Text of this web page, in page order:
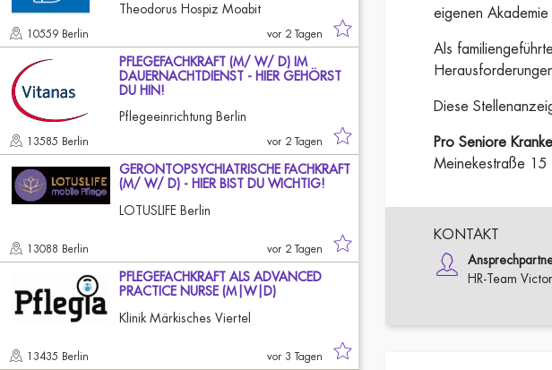
Theodorus Hospiz Moabit
10559 Berlin vor 2 Tagen
PFLEGEFACHKRAFT (M/ W/ D) IM
DAUERNACHTDIENST - HIER GEHÖRST
DU HIN!
Pflegeeinrichtung Berlin
13585 Berlin vor 2 Tagen
GERONTOPSYCHIATRISCHE FACHKRAFT
(M/ W/ D) - HIER BIST DU WICHTIG!
LOTUSLIFE Berlin
13088 Berlin vor 2 Tagen
PFLEGEFACHKRAFT ALS ADVANCED
PRACTICE NURSE (M|W|D)
Klinik Märkisches Viertel
13435 Berlin vor 3 Tagen
eigenen
Als
Diese
Pro Seniore
Meinekestraße
KONTAKT
HR-Team